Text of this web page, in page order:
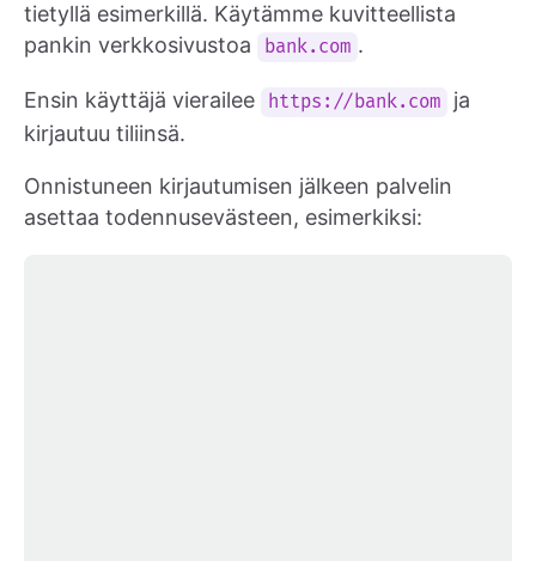
tietyllä esimerkillä. Käytämme kuvitteellista
pankin verkkosivustoa
bank.com .
Ensin käyttäjä vierailee https://bank.com
ja
kirjautuu tiliinsä.
Onnistuneen kirjautumisen jälkeen palvelin
asettaa todennusevästeen, esimerkiksi: